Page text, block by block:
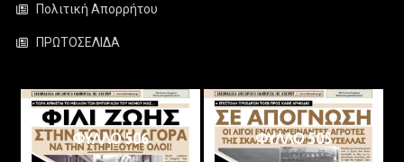
Πολιτική Απορρήτου
ΠΡΩΤΟΣΕΛΙΔΑ
ΦΥΛΛΟ 506 ΦΥΛΛΟ 505